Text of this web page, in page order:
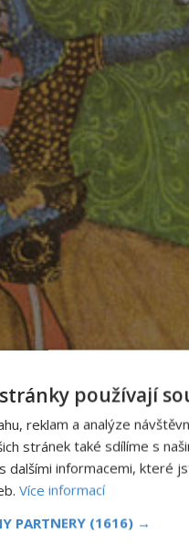
používají
reklam a analýze
stránek také sdílíme s
dalšími informacemi, které
Více informací
PARTNERY (1616) →